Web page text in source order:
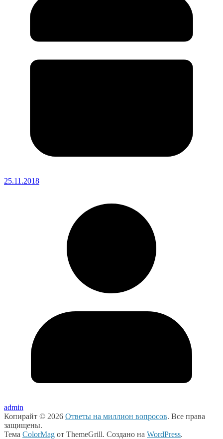
25.11.2018
admin
Копирайт © 2026 Ответы на миллион вопросов. Все права
защищены.
Тема ColorMag от ThemeGrill. Создано на WordPress.